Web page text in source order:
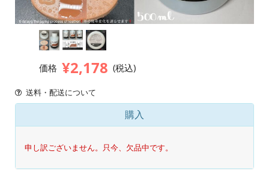
価格 ¥2,178 (税込)
送料・配送について
購入
申し訳ございません。只今、欠品中です。